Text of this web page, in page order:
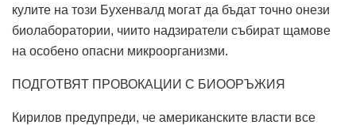
кулите на този Бухенвалд могат да бъдат точно онези
биолаборатории, чиито надзиратели събират щамове
на особено опасни микроорганизми.
ПОДГОТВЯТ ПРОВОКАЦИИ С БИООРЪЖИЯ
Кирилов предупреди, че американските власти все